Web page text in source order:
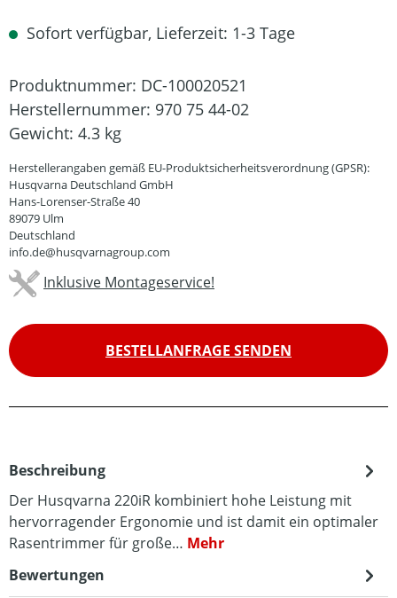
Sofort verfügbar, Lieferzeit: 1-3 Tage
Produktnummer: DC-100020521
Herstellernummer: 970 75 44-02
Gewicht: 4.3 kg
Herstellerangaben gemäß EU-Produktsicherheitsverordnung (GPSR):
Husqvarna Deutschland GmbH
Hans-Lorenser-Straße 40
89079 Ulm
Deutschland
info.de@husqvarnagroup.com
Inklusive Montageservice!
BESTELLANFRAGE SENDEN
Beschreibung
Der Husqvarna 220iR kombiniert hohe Leistung mit
hervorragender Ergonomie und ist damit ein optimaler
Rasentrimmer für große… Mehr
Bewertungen